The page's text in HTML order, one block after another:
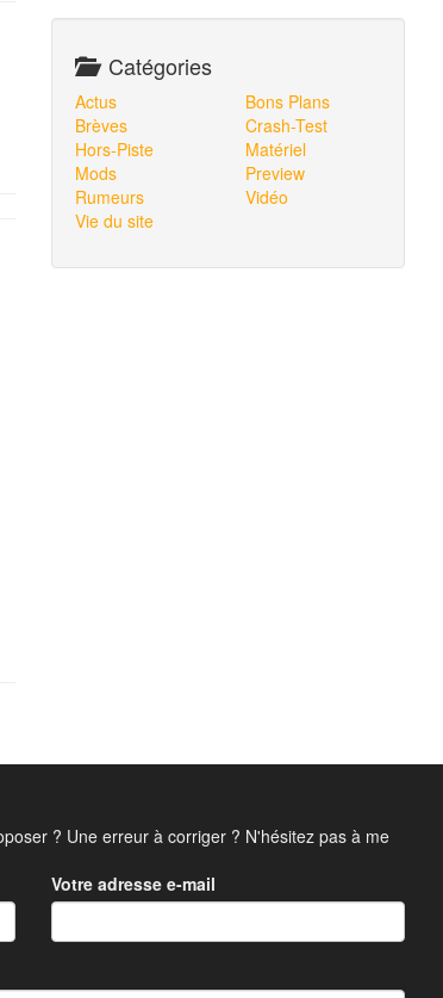
Catégories
Actus
Brèves
Hors-Piste
Mods
Rumeurs
Vie du site
Bons Plans
Crash-Test
Matériel
Preview
Vidéo
? Une erreur à corriger ? N'hésitez pas à me
Votre adresse e-mail